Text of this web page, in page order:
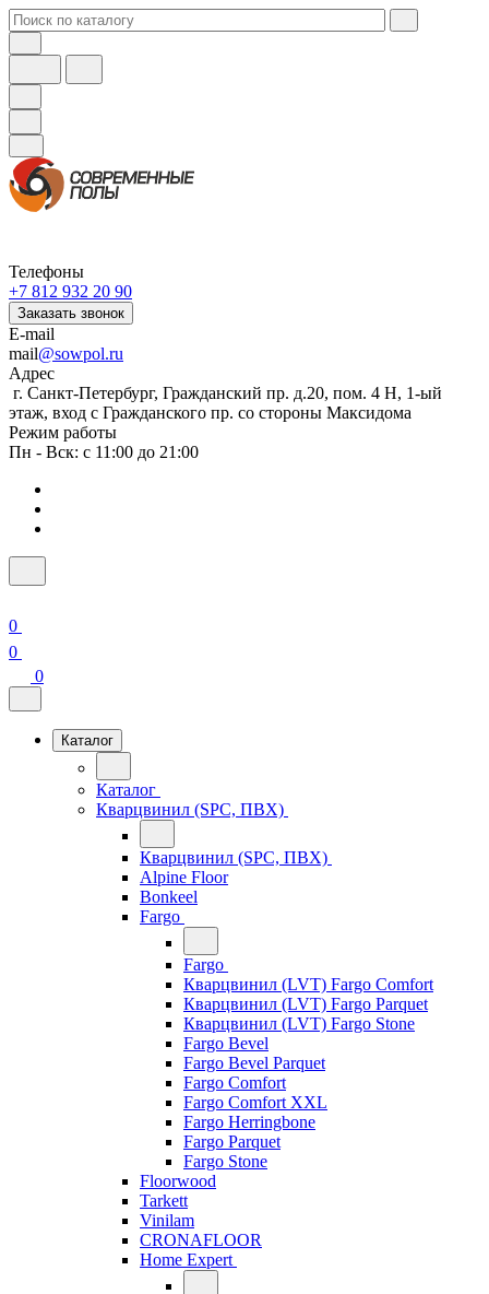
Телефоны
+7 812 932 20 90
Заказать звонок
E-mail
mail@sowpol.ru
Адрес
г. Санкт-Петербург, Гражданский пр. д.20, пом. 4 Н, 1-ый
этаж, вход с Гражданского пр. со стороны Максидома
Режим работы
Пн - Вск: с 11:00 до 21:00
0
0
0
Каталог
Каталог
Кварцвинил (SPC, ПВХ)
Кварцвинил (SPC, ПВХ)
Alpine Floor
Bonkeel
Fargo
Fargo
Кварцвинил (LVT) Fargo Comfort
Кварцвинил (LVT) Fargo Parquet
Кварцвинил (LVT) Fargo Stone
Fargo Bevel
Fargo Bevel Parquet
Fargo Comfort
Fargo Comfort XXL
Fargo Herringbone
Fargo Parquet
Fargo Stone
Floorwood
Tarkett
Vinilam
CRONAFLOOR
Home Expert